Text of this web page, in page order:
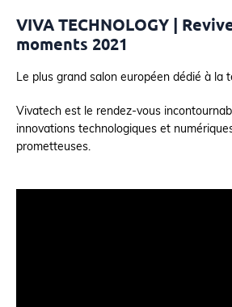
VIVA TECHNOLOGY |
moments 2021
Le plus grand salon européen dédié à la
Vivatech est le rendez-vous
innovations technologiques et
prometteuses.